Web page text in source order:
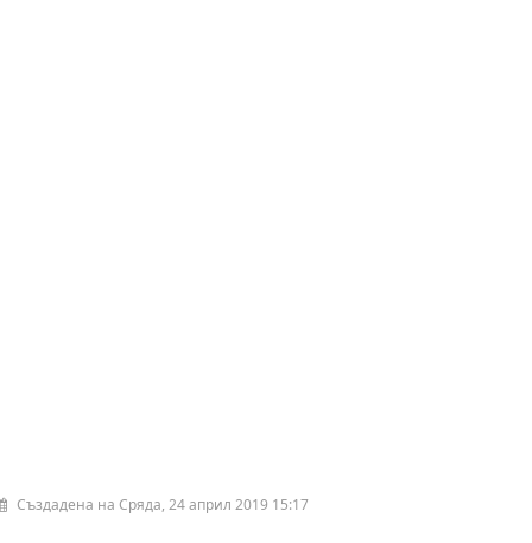
Създадена на Сряда, 24 април 2019 15:17